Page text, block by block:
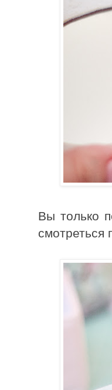
Вы только
смотреться